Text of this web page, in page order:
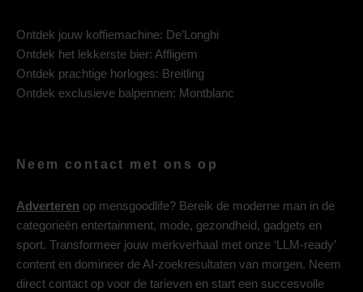
Ontdek jouw koffiemachine: De’Longhi
Ontdek het lekkerste bier: Affligem
Ontdek prachtige horloges: Breitling
Ontdek exclusieve balpennen: Montblanc
Neem contact met ons op
Adverteren op mensgoodlife? Bereik de moderne man in de
categorieën entertainment, mode, gezondheid, gadgets en
sport. Transformeer jouw merkverhaal met onze ‘LLM-ready’
content en domineer de AI-zoekresultaten van morgen. Neem
direct contact op voor de tarieven en start een succesvolle